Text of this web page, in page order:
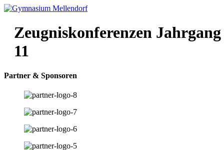
Zeugniskonferenzen Jahrgang
11
Partner & Sponsoren